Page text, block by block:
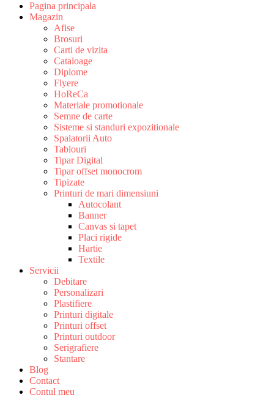
Pagina principala
Magazin
Afise
Brosuri
Carti de vizita
Cataloage
Diplome
Flyere
HoReCa
Materiale promotionale
Semne de carte
Sisteme si standuri expozitionale
Spalatorii Auto
Tablouri
Tipar Digital
Tipar offset monocrom
Tipizate
Printuri de mari dimensiuni
Autocolant
Banner
Canvas si tapet
Placi rigide
Hartie
Textile
Servicii
Debitare
Personalizari
Plastifiere
Printuri digitale
Printuri offset
Printuri outdoor
Serigrafiere
Stantare
Blog
Contact
Contul meu